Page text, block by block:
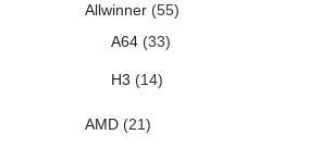
Allwinner(55)
A64(33)
H3 (14)
AMD(21)